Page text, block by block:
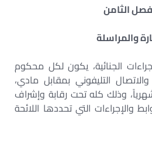
الثامن
والمراسلة
الجنائية، يكون لكل محكوم
التليفوني بمقابل مادي،
وذلك كله تحت رقابة وإشراف
والإجراءات التي تحددها اللائحة